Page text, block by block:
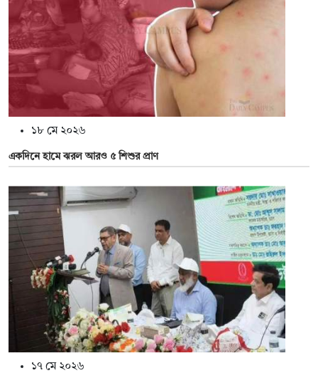
১৮ মে ২০২৬
একদিনে হামে ঝরল আরও ৫ শিশুর প্রাণ
১৭ মে ২০২৬